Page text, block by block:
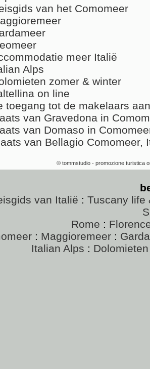
van het Comomeer
meer Italië
Alps
zomer & winter
on line
toegang tot de makelaars
van Gravedona in
van Domaso in
van Bellagio Comomeer,
© tommstudio - promozione turistica
van Italië : Tuscany life
Rome :
: Maggioremeer :
Italian Alps :